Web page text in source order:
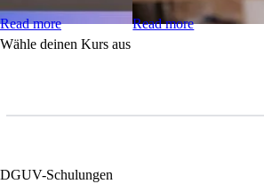
Read more Read more
Wähle deinen Kurs aus
DGUV-Schulungen